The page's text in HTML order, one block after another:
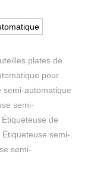
plates de
pour
semi-automatique
semi-
Étiqueteuse de
Étiqueteuse semi-
semi-